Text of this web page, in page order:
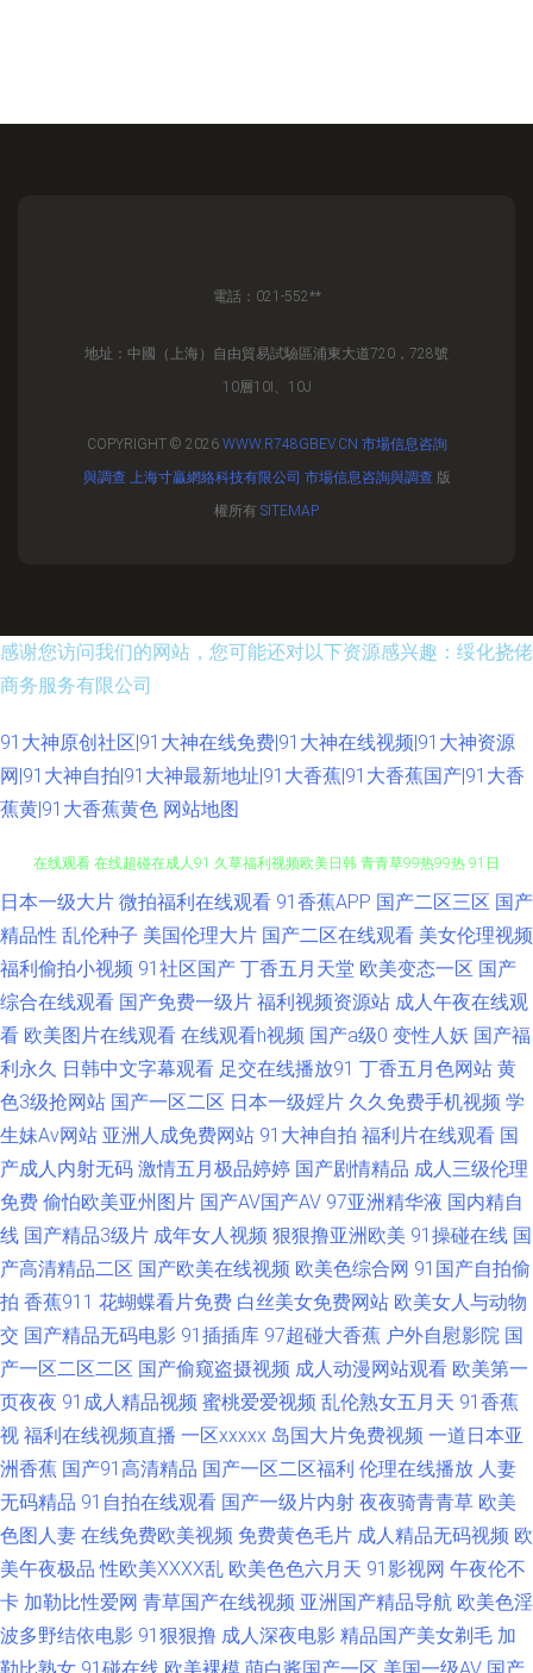
電話：021-552**
地址：中國（上海）自由貿易試驗區浦東大道720，728號
10層10I、10J
COPYRIGHT © 2026 WWW.R748GBEV.CN 市場信息咨詢
與調查 上海寸贏網絡科技有限公司 市場信息咨詢與調查 版
權所有 SITEMAP
感谢您访问我们的网站，您可能还对以下资源感兴趣：绥化挠佬
商务服务有限公司
91大神原创社区|91大神在线免费|91大神在线视频|91大神资源
网|91大神自拍|91大神最新地址|91大香蕉|91大香蕉国产|91大香
蕉黄|91大香蕉黄色 网站地图
影音先锋va资源 久草福利视频 日本理论片网站 91传媒在线路口 欧美福利姬
在线观看 在线超碰在成人91 久草福利视频欧美日韩 青青草99热99热 91日
韩免费看 九1免费网页观看 91巨炮美女网站 亚洲成人小说网 國產福利av 91
精彩对白在线观看 欧美色色欧美sss 91伪娘在线播放 精品欧美一级乱黄 日
韩亚洲图色在线 91福利共享 www五月天cn 久草成人网站 四虎行色 91福利
在线看 操无毛逼视频网站 密桃视频免费看 亚洲涩色在线 91偷拍福利导航 91
成人成人进入人口 黑人无码一区 欧洲精品 在线播放的AV网站 91丝瓜视频在
人妻 女同视频 婷婷五月天色网 91肛交在线视频导航 www国产品精 女同视
频网站在线观看 香蕉黄色免费网站 91人妻黑丝观看 大香蕉伊人社 欧美亚洲
日韩成人 亚成人洲电影在线 91少女被入 成人无码久久蜜桃网站 欧美成人日
韩 亚州精品无码二区 91色后入 国产福利AV网站 日韩精品色网 1024伦理片
99超碰在线黑丝 精品人妻久久中文字幕 婷婷日朝一区二区三区 91看黄淫大
日本一级大片 微拍福利在线观看 91香蕉APP 国产二区三区 国产
精品性 乱伦种子 美国伦理大片 国产二区在线观看 美女伦理视频
福利偷拍小视频 91社区国产 丁香五月天堂 欧美变态一区 国产
综合在线观看 国产免费一级片 福利视频资源站 成人午夜在线观
看 欧美图片在线观看 在线观看h视频 国产a级0 变性人妖 国产福
利永久 日韩中文字幕观看 足交在线播放91 丁香五月色网站 黄
色3级抢网站 国产一区二区 日本一级婬片 久久免费手机视频 学
生妹Av网站 亚洲人成免费网站 91大神自拍 福利片在线观看 国
产成人内射无码 激情五月极品婷婷 国产剧情精品 成人三级伦理
免费 偷怕欧美亚州图片 国产AV国产AV 97亚洲精华液 国内精自
线 国产精品3级片 成年女人视频 狠狠撸亚洲欧美 91操碰在线 国
产高清精品二区 国产欧美在线视频 欧美色综合网 91国产自拍偷
拍 香蕉911 花蝴蝶看片免费 白丝美女免费网站 欧美女人与动物
交 国产精品无码电影 91插插库 97超碰大香蕉 户外自慰影院 国
产一区二区二区 国产偷窥盗摄视频 成人动漫网站观看 欧美第一
页夜夜 91成人精品视频 蜜桃爱爱视频 乱伦熟女五月天 91香蕉
视 福利在线视频直播 一区xxxxx 岛国大片免费视频 一道日本亚
洲香蕉 国产91高清精品 国产一区二区福利 伦理在线播放 人妻
无码精品 91自拍在线观看 国产一级片内射 夜夜骑青青草 欧美
色图人妻 在线免费欧美视频 免费黄色毛片 成人精品无码视频 欧
美午夜极品 性欧美ⅩⅩⅩⅩ乱 欧美色色六月天 91影视网 午夜伦不
卡 加勒比性爱网 青草国产在线视频 亚洲国产精品导航 欧美色淫
波多野结依电影 91狠狠撸 成人深夜电影 精品国产美女剃毛 加